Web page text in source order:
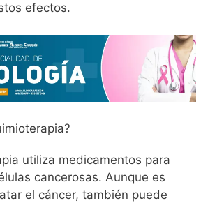
efectos.
utiliza medicamentos para
cancerosas. Aunque es
el cáncer, también puede